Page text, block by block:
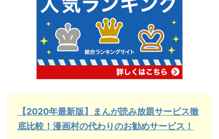
【2020年最新版】まんが読み放題サービス徹
底比較！漫画村の代わりのお勧めサービス！